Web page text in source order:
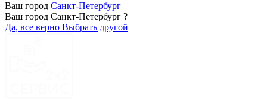
Ваш город Санкт-Петербург
Ваш город Санкт-Петербург ?
Да, все верно Выбрать другой